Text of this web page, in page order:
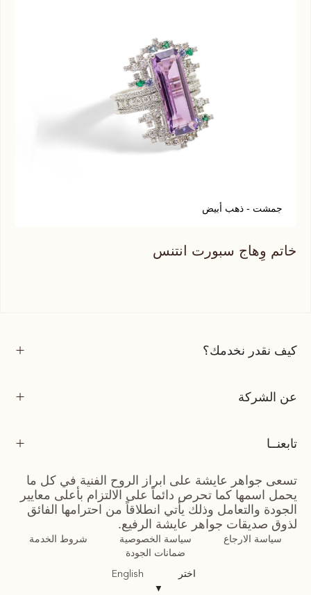
جمشت - ذهب أبيض
خاتم وِهاج سبورت انتنس
كيف نقدر نخدمك؟
عن الشركة
تابعنــا
تسعى جواهر عايشة على ابراز الروح الفنية في كل ما
يحمل اسمها كما تحرص دائماً على الالتزام بأعلى معايير
الجودة والتعامل وذلك يأتي انطلاقاً من احترامها الفائق
لذوق صديقات جواهر عايشة الرفيع.
سياسة الارجاع سياسة الخصوصية
شروط الخدمة
ضمانات الجودة
اختر
▼
English